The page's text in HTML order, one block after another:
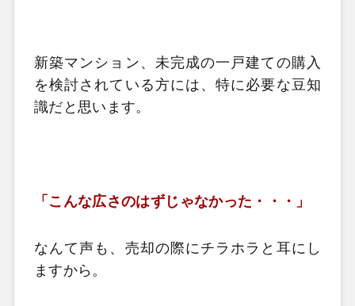
新築マンション、未完成の一戸建ての購入
を検討されている方には、特に必要な豆知
識だと思います。
「こんな広さのはずじゃなかった・・・」
なんて声も、売却の際にチラホラと耳にし
ますから。